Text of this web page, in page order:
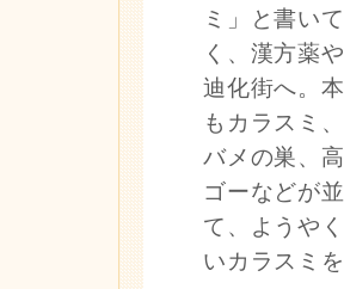
ミ」と書い
く、漢方薬
迪化街へ。
もカラスミ
バメの巣、
ゴーなどが
て、ようや
いカラスミ